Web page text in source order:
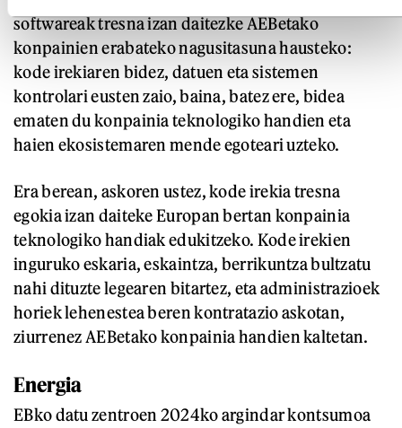
softwareak tresna izan daitezke AEBetako
konpainien erabateko nagusitasuna hausteko:
kode irekiaren bidez, datuen eta sistemen
kontrolari eusten zaio, baina, batez ere, bidea
ematen du konpainia teknologiko handien eta
haien ekosistemaren mende egoteari uzteko.
Era berean, askoren ustez, kode irekia tresna
egokia izan daiteke Europan bertan konpainia
teknologiko handiak edukitzeko. Kode irekien
inguruko eskaria, eskaintza, berrikuntza bultzatu
nahi dituzte legearen bitartez, eta administrazioek
horiek lehenestea beren kontratazio askotan,
ziurrenez AEBetako konpainia handien kaltetan.
Energia
EBko datu zentroen 2024ko argindar kontsumoa